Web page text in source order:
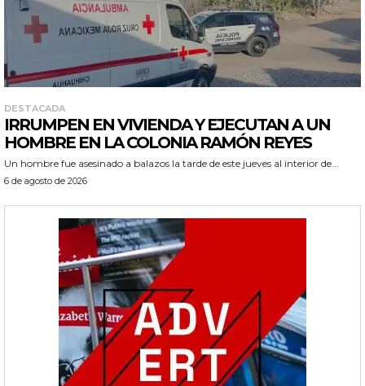
DESTACADA
IRRUMPEN EN VIVIENDA Y EJECUTAN A UN
HOMBRE EN LA COLONIA RAMÓN REYES
Un hombre fue asesinado a balazos la tarde de este jueves al interior de...
6 de agosto de 2026